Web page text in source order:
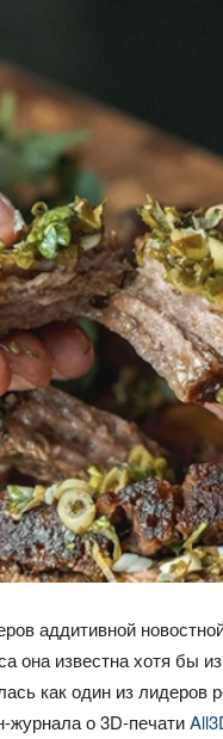
аддитивной
она известна хотя бы
как один из лидеров
журнала о 3D-печати